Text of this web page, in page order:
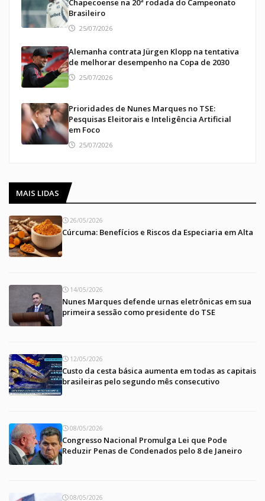
Chapecoense na 20ª rodada do Campeonato
Brasileiro
25/07/2026
Alemanha contrata Jürgen Klopp na tentativa
de melhorar desempenho na Copa de 2030
25/07/2026
Prioridades de Nunes Marques no TSE:
Pesquisas Eleitorais e Inteligência Artificial
em Foco
25/07/2026
MAIS LIDAS
26/05/2026
Cúrcuma: Benefícios e Riscos da Especiaria em Alta
14/05/2026
Nunes Marques defende urnas eletrônicas em sua
primeira sessão como presidente do TSE
12/05/2026
Custo da cesta básica aumenta em todas as capitais
brasileiras pelo segundo mês consecutivo
08/05/2026
Congresso Nacional Promulga Lei que Pode
Reduzir Penas de Condenados pelo 8 de Janeiro
08/05/2026